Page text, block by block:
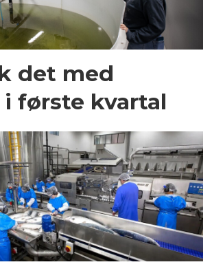
det med
i første kvartal